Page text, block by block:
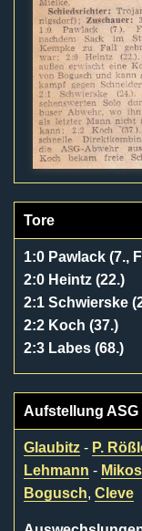
Tore
1:0 Pawlack (7.,
2:0 Heintz (22.)
2:1 Schwierske
2:2 Koch (37.)
2:3 Labes (68.)
Aufstellung
Glaubitz - P.
Lehmann -
Bogusch, Cleve